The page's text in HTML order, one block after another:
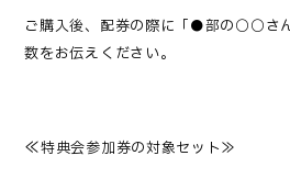
ご購入後、配券の際に「●部の○○さ
数をお伝えください。
≪特典会参加券の対象セット≫